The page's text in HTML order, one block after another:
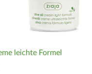
leichte Formel